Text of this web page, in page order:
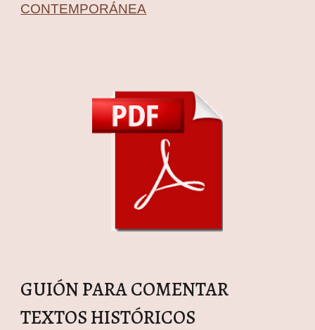
CONTEMPORÁNEA
GUIÓN PARA COMENTAR
TEXTOS HISTÓRICOS